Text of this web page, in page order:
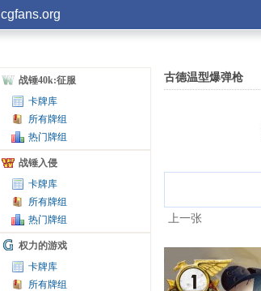
lcgfans.org
战锤40k:征服
卡牌库
所有牌组
热门牌组
战锤入侵
卡牌库
所有牌组
热门牌组
权力的游戏
卡牌库
所有牌组
古德温型爆弹枪
上一张